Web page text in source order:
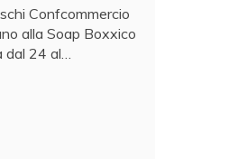
Confcommercio
alla Soap Boxxico
dal 24 al…